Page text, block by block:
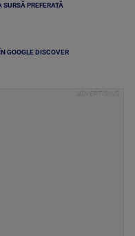
PREFERATĂ
GOOGLE DISCOVER